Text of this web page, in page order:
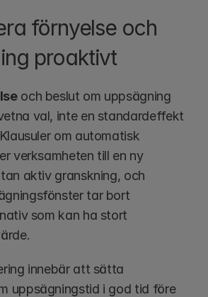
förnyelse och
proaktivt
och beslut om uppsägning
val, inte en standardeffekt
om automatisk
verksamheten till en ny
aktiv granskning, och
tar bort
som kan ha stort
innebär att sätta
uppsägningstid i god tid före